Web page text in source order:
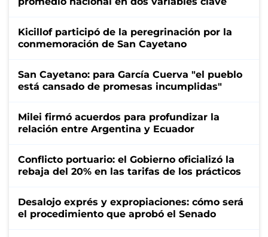
Kicillof participó de la peregrinación por la
conmemoración de San Cayetano
San Cayetano: para García Cuerva "el pueblo
está cansado de promesas incumplidas"
Milei firmó acuerdos para profundizar la
relación entre Argentina y Ecuador
Conflicto portuario: el Gobierno oficializó la
rebaja del 20% en las tarifas de los prácticos
Desalojo exprés y expropiaciones: cómo será
el procedimiento que aprobó el Senado